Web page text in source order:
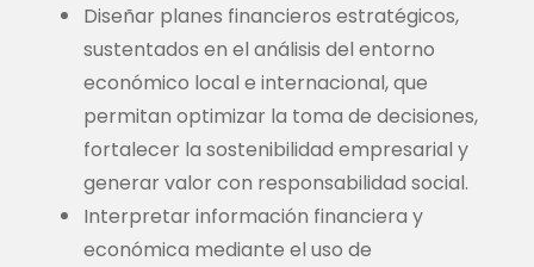
Diseñar planes financieros estratégicos,
sustentados en el análisis del entorno
económico local e internacional, que
permitan optimizar la toma de decisiones,
fortalecer la sostenibilidad empresarial y
generar valor con responsabilidad social.
Interpretar información financiera y
económica mediante el uso de